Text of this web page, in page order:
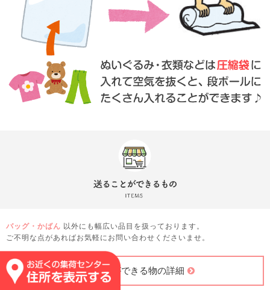
バッグ・かばん 以外にも幅広い品目を扱っております。
ご不明な点があればお気軽にお問い合わせくださいませ。
送ることができる物の詳細